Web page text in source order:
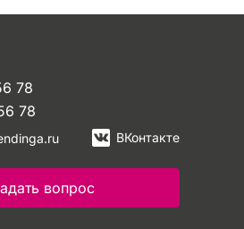
вопрос
78
78
ВКонтакте